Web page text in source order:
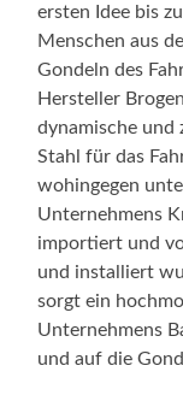
ersten Idee bis
Menschen aus
Gondeln des
Hersteller
dynamische und
Stahl für das
wohingegen
Unternehmens
importiert und
und installiert
sorgt ein
Unternehmens
und auf die